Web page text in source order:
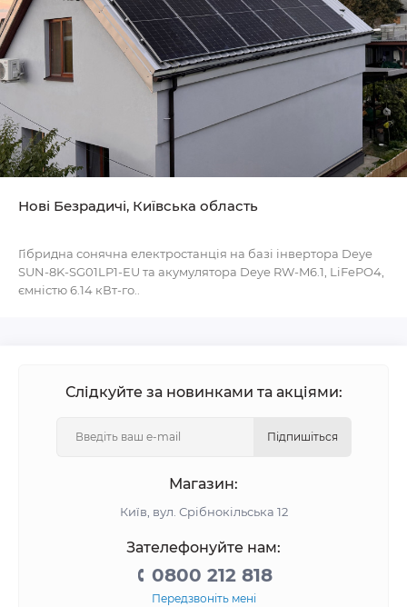
Нові Безрадичі, Київська область
Гібридна сонячна електростанція на базі інвертора Deye
SUN-8K-SG01LP1-EU та акумулятора Deye RW-M6.1, LiFePO4,
ємністю 6.14 кВт-го..
Слідкуйте за новинками та акціями:
Підпишіться
Магазин:
Київ, вул. Срібнокільська 12
Зателефонуйте нам:
0800 212 818
Передзвоніть мені